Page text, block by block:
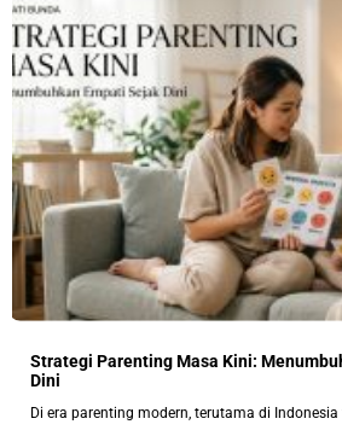
Strategi Parenting Masa Kini:
Dini
Di era parenting modern, terutama di